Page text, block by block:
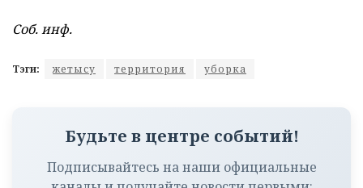
Соб. инф.
Тэги: жетысу территория уборка
Будьте в центре событий!
Подписывайтесь на наши официальные